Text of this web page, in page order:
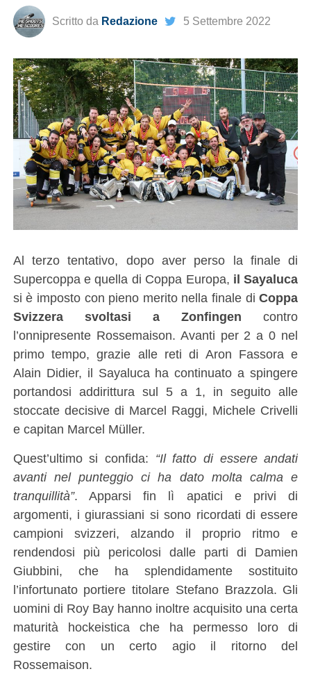
Scritto da Redazione 5 Settembre 2022
Al terzo tentativo, dopo aver perso la finale di
Supercoppa e quella di Coppa Europa, il Sayaluca
si è imposto con pieno merito nella finale diCoppa
Svizzera svoltasi a Zonfingen contro
l’onnipresente Rossemaison. Avanti per 2 a 0 nel
primo tempo, grazie alle reti di Aron Fassora e
Alain Didier, il Sayaluca ha continuato a spingere
portandosi addirittura sul 5 a 1, in seguito alle
stoccate decisive di Marcel Raggi, Michele Crivelli
e capitan Marcel Müller.
Quest’ultimo si confida: “Il fatto di essere andati
avanti nel punteggio ci ha dato molta calma e
tranquillità”. Apparsi fin lì apatici e privi di
argomenti, i giurassiani si sono ricordati di essere
campioni svizzeri, alzando il proprio ritmo e
rendendosi più pericolosi dalle parti di Damien
Giubbini, che ha splendidamente sostituito
l’infortunato portiere titolare Stefano Brazzola. Gli
uomini di Roy Bay hanno inoltre acquisito una certa
maturità hockeistica che ha permesso loro di
gestire con un certo agio il ritorno del
Rossemaison.